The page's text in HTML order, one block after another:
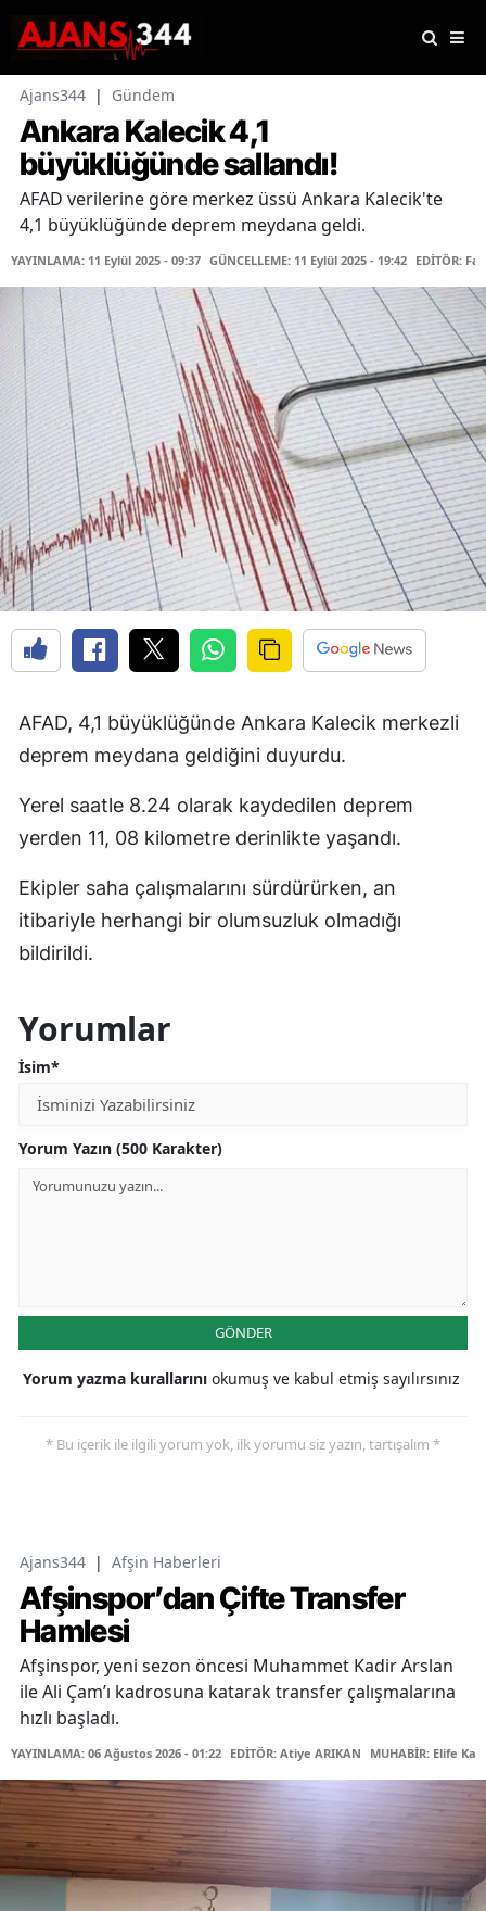
Ajans344 | Gündem
Ankara Kalecik 4,1
büyüklüğünde sallandı!
AFAD verilerine göre merkez üssü Ankara Kalecik'te
4,1 büyüklüğünde deprem meydana geldi.
YAYINLAMA: 11 Eylül 2025 - 09:37 GÜNCELLEME: 11 Eylül 2025 - 19:42 EDİTÖR:
AFAD, 4,1 büyüklüğünde Ankara Kalecik merkezli
deprem meydana geldiğini duyurdu.
Yerel saatle 8.24 olarak kaydedilen deprem
yerden 11, 08 kilometre derinlikte yaşandı.
Ekipler saha çalışmalarını sürdürürken, an
itibariyle herhangi bir olumsuzluk olmadığı
bildirildi.
Yorumlar
İsim*
Yorum Yazın (500 Karakter)
GÖNDER
Yorum yazma kurallarını okumuş ve kabul etmiş sayılırsınız
* Bu içerik ile ilgili yorum yok, ilk yorumu siz yazın, tartışalım *
Ajans344 | Afşin Haberleri
Afşinspor’dan Çifte Transfer
Hamlesi
Afşinspor, yeni sezon öncesi Muhammet Kadir Arslan
ile Ali Çam’ı kadrosuna katarak transfer çalışmalarına
hızlı başladı.
YAYINLAMA: 06 Ağustos 2026 - 01:22 EDİTÖR: Atiye ARIKAN MUHABİR: Elife